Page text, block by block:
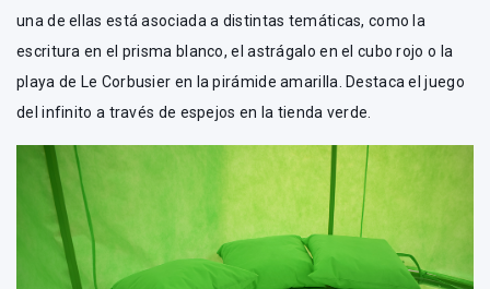
una de ellas está asociada a distintas temáticas, como la
escritura en el prisma blanco, el astrágalo en el cubo rojo o la
playa de Le Corbusier en la pirámide amarilla. Destaca el juego
del infinito a través de espejos en la tienda verde.